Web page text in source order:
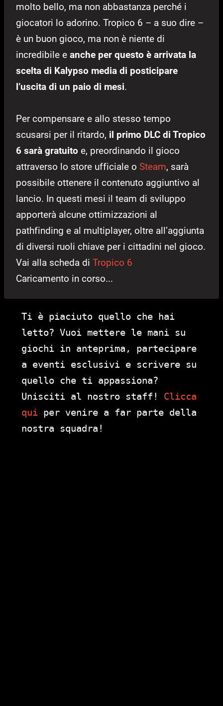
molto bello, ma non abbastanza perché i
giocatori lo adorino. Tropico 6 – a suo dire –
è un buon gioco, ma non è niente di
incredibile e anche per questo è arrivata la
scelta di Kalypso media di posticipare
l’uscita di un paio di mesi.
Per compensare e allo stesso tempo
scusarsi per il ritardo, il primo DLC di Tropico
6 sarà gratuito e, preordinando il gioco
attraverso lo store ufficiale o Steam, sarà
possibile ottenere il contenuto aggiuntivo al
lancio. In questi mesi il team di sviluppo
apporterà alcune ottimizzazioni al
pathfinding e al multiplayer, oltre all’aggiunta
di diversi ruoli chiave per i cittadini nel gioco.
Vai alla scheda di Tropico 6
Caricamento in corso...
Ti è piaciuto quello che hai
letto? Vuoi mettere le mani su
giochi in anteprima, partecipare
a eventi esclusivi e scrivere su
quello che ti appassiona?
Unisciti al nostro staff! Clicca
qui per venire a far parte della
nostra squadra!